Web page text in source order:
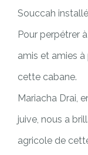
Souccah
Pour perpétrer
amis et amies à
cette cabane.
Mariacha Drai,
juive, nous a
agricole de